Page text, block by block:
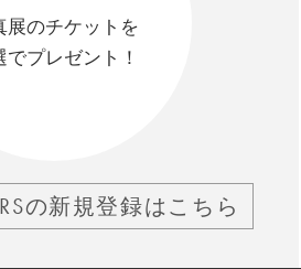
展のチケットを
でプレゼント！
の新規登録はこちら